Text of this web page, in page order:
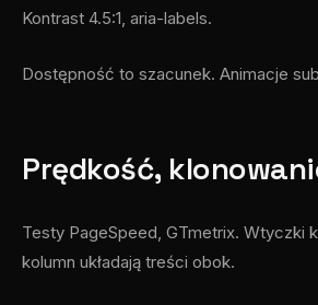
Kontrast 4.5:1, aria-labels.
Dostępność to szacunek. Animacje
Prędkość,
Testy PageSpeed, GTmetrix. Wtyczki
kolumn układają treści obok.